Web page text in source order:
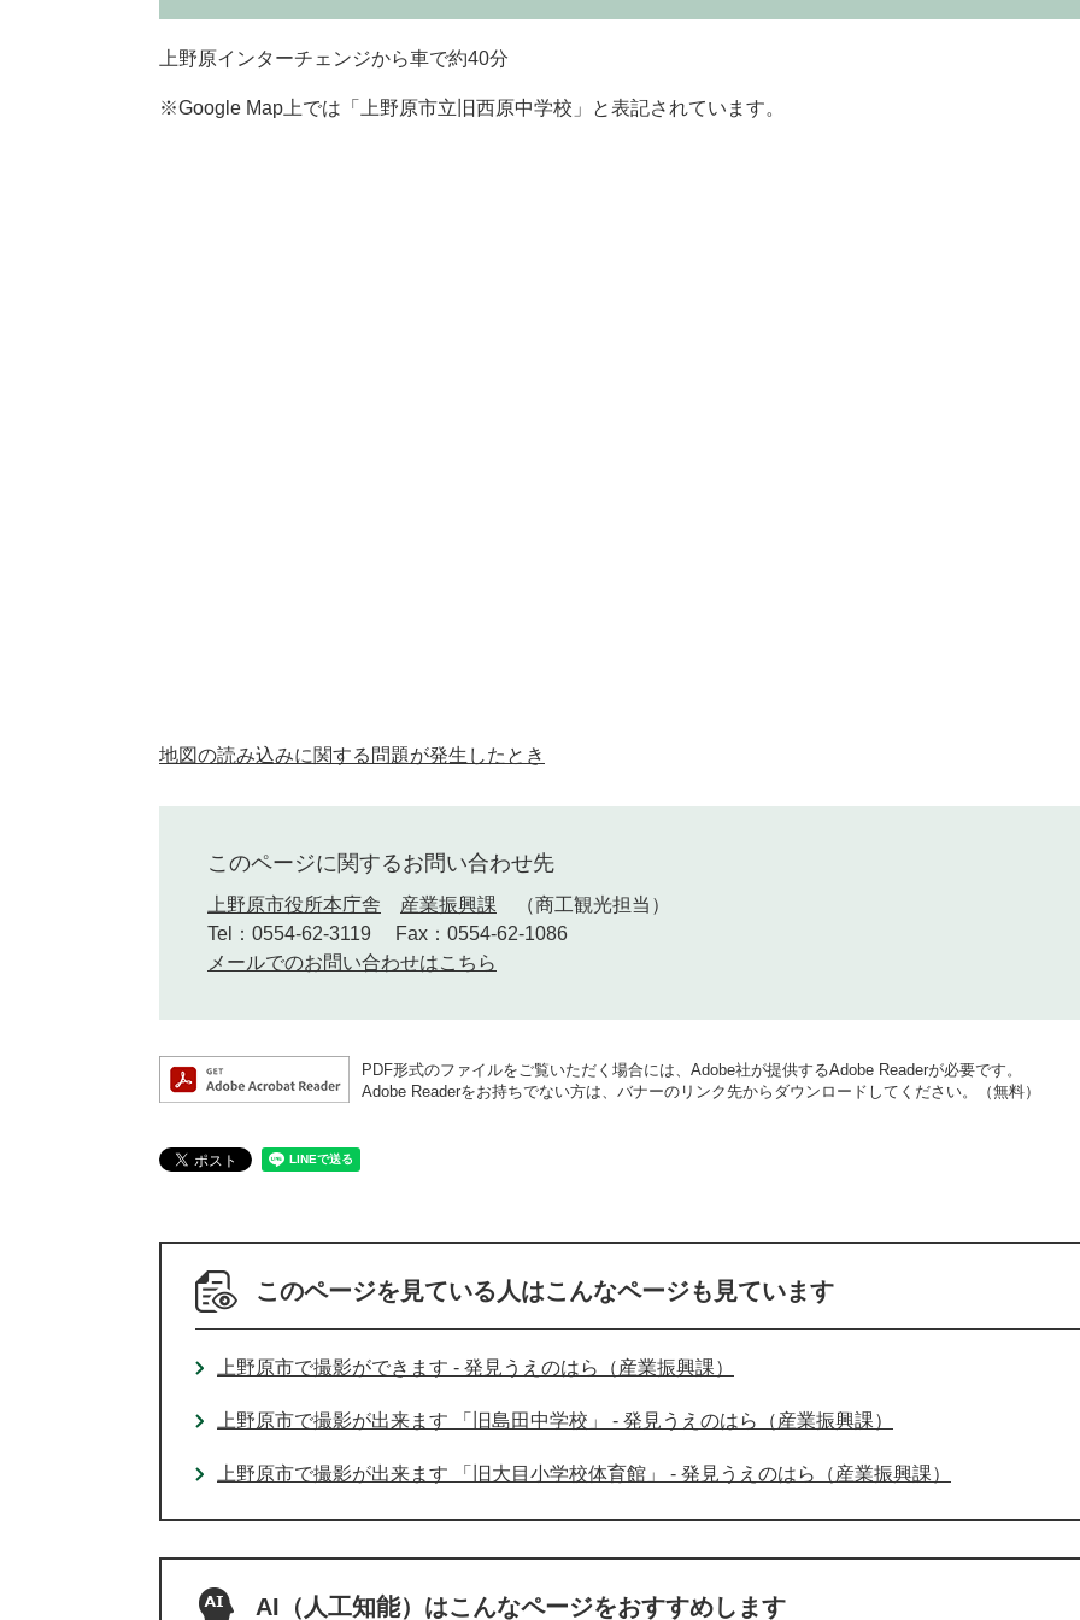
上野原インターチェンジから車で約40分
※Google Map上では「上野原市立旧西原中学校」と表記されています。
地図の読み込みに関する問題が発生したとき
このページに関するお問い合わせ先
上野原市役所本庁舎 産業振興課
商工観光担当
Tel：0554-62-3119
Fax：0554-62-1086
メールでのお問い合わせはこちら
PDF形式のファイルをご覧いただく場合には、Adobe社が提供するAdobe Readerが必要です。
Adobe Readerをお持ちでない方は、バナーのリンク先からダウンロードしてください。（無料）
このページを見ている人はこんなページも見ています
上野原市で撮影ができます - 発見うえのはら（産業振興課）
上野原市で撮影が出来ます 「旧島田中学校」 - 発見うえのはら（産業振興課）
上野原市で撮影が出来ます 「旧大目小学校体育館」 - 発見うえのはら（産業振興課）
AI（人工知能）はこんなページをおすすめします